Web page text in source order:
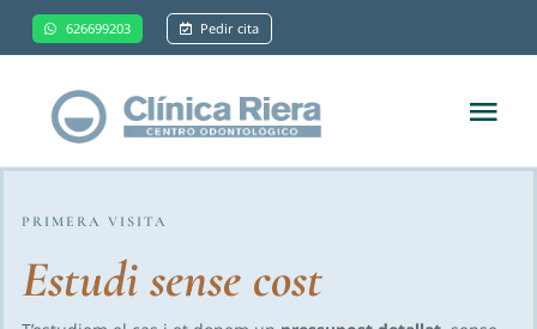
Saltar
contenido
626699203 Pedir cita
Sobre nosotros
PRIMERA VISITA
Estudi sense cost